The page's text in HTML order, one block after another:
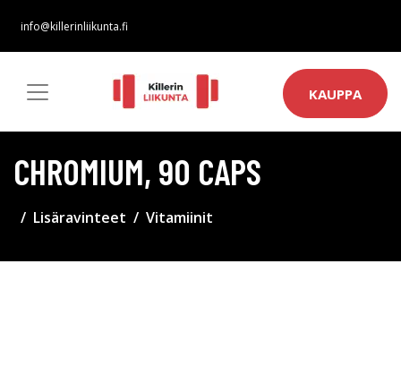
info@killerinliikunta.fi
KAUPPA
CHROMIUM, 90 CAPS
Lisäravinteet Vitamiinit